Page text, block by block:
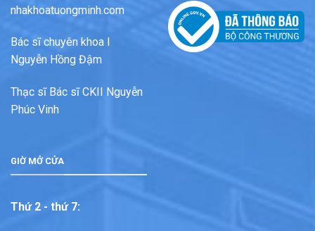
nhakhoatuongminh.com
Bác sĩ chuyên khoa I
Nguyễn Hồng Đậm
Thạc sĩ Bác sĩ CKII Nguyễn
Phúc Vinh
GIỜ MỞ CỬA
Thứ 2 - thứ 7: